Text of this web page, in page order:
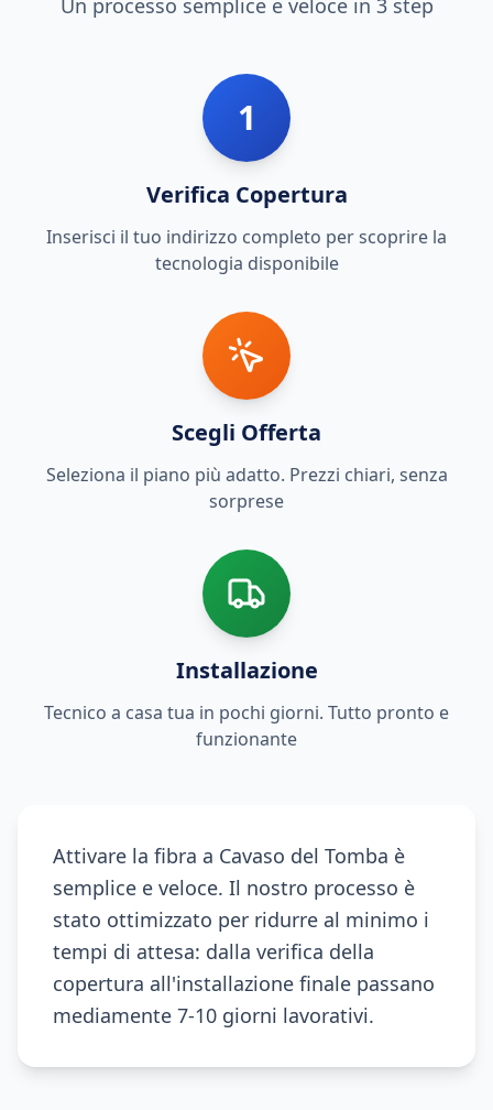
Un processo semplice e veloce in 3 step
1
Verifica Copertura
Inserisci il tuo indirizzo completo per scoprire la
tecnologia disponibile
Scegli Offerta
Seleziona il piano più adatto. Prezzi chiari, senza
sorprese
Installazione
Tecnico a casa tua in pochi giorni. Tutto pronto e
funzionante
Attivare la fibra a Cavaso del Tomba è
semplice e veloce. Il nostro processo è
stato ottimizzato per ridurre al minimo i
tempi di attesa: dalla verifica della
copertura all'installazione finale passano
mediamente 7-10 giorni lavorativi.